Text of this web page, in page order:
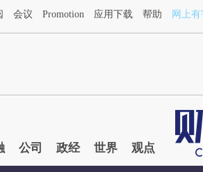
会议 Promotion 应用下载 帮助 网上
公司 政经 世界 观点